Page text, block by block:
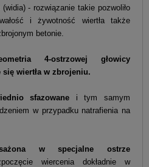
(widia) - rozwiązanie takie pozwoliło
i żywotność wiertła także
betonie.
4-ostrzowej głowicy
wiertła w zbrojeniu.
sfazowane i tym samym
w przypadku natrafienia na
w specjalne ostrze
wiercenia dokładnie w